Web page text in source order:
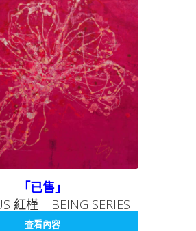
「已售」
紅槿 – BEING SERIES
008 存在系列 008
查看內容